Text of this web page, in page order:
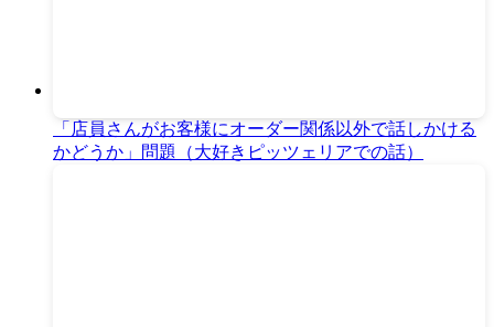
「店員さんがお客様にオーダー関係以外で話しかける
かどうか」問題（大好きピッツェリアでの話）